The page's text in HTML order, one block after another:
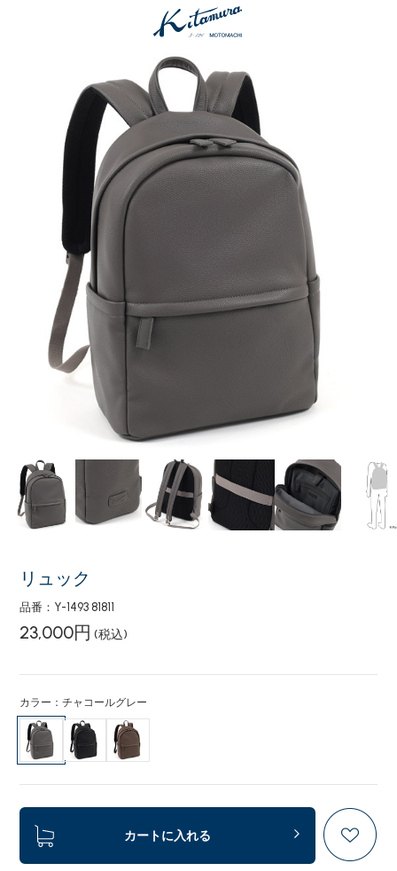
リュック
品番：Y-1493 81811
23,000円 (税込)
カラー：チャコールグレー
カートに入れる